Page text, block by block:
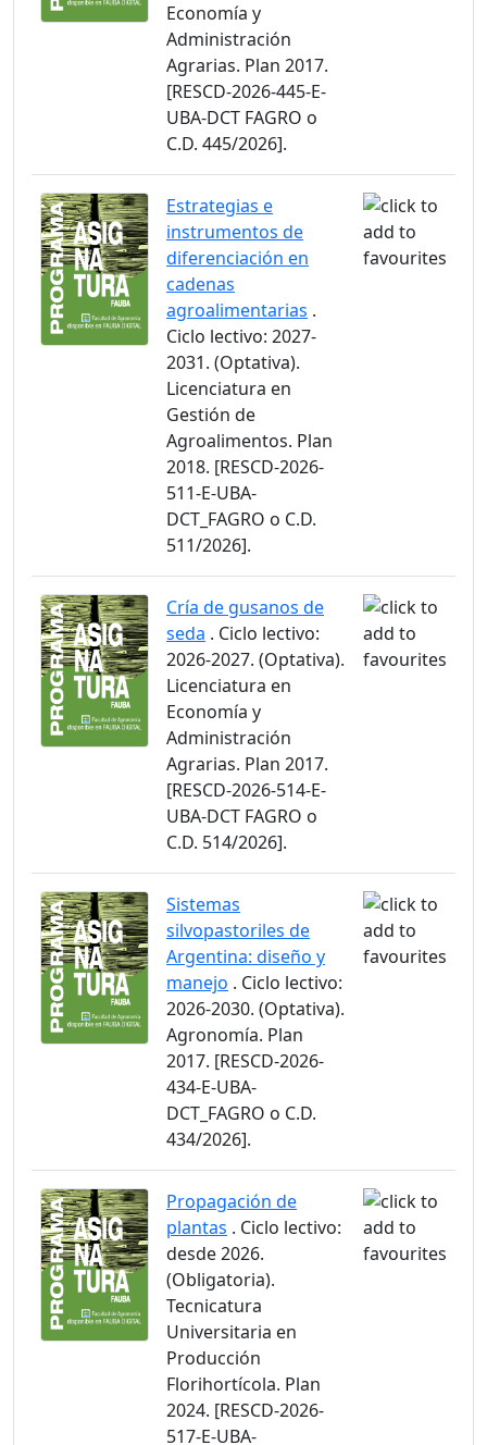
Economía y
Administración
Agrarias. Plan 2017.
[RESCD-2026-445-E-
UBA-DCT FAGRO o
C.D. 445/2026].
Estrategias e
instrumentos de
diferenciación en
cadenas
agroalimentarias .
Ciclo lectivo: 2027-
2031. (Optativa).
Licenciatura en
Gestión de
Agroalimentos. Plan
2018. [RESCD-2026-
511-E-UBA-
DCT_FAGRO o C.D.
511/2026].
Cría de gusanos de
seda . Ciclo lectivo:
2026-2027. (Optativa).
Licenciatura en
Economía y
Administración
Agrarias. Plan 2017.
[RESCD-2026-514-E-
UBA-DCT FAGRO o
C.D. 514/2026].
Sistemas
silvopastoriles de
Argentina: diseño y
manejo . Ciclo lectivo:
2026-2030. (Optativa).
Agronomía. Plan
2017. [RESCD-2026-
434-E-UBA-
DCT_FAGRO o C.D.
434/2026].
Propagación de
plantas . Ciclo lectivo:
desde 2026.
(Obligatoria).
Tecnicatura
Universitaria en
Producción
Florihortícola. Plan
2024. [RESCD-2026-
517-E-UBA-